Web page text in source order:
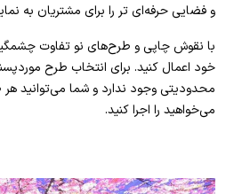
و فضایی حرفه‌ای تر را برای مشتریان به
با نقوش چاپی و طرح‌های نو تفاوت
خود اعمال کنید. برای انتخاب طرح
محدودیتی وجود ندارد و شما می‌توانید
می‌خواهید را اجرا کنید.